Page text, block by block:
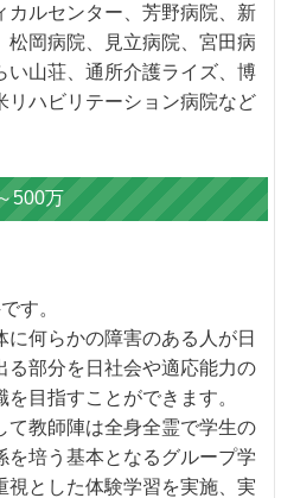
カルセンター、芳野病院、新
松岡病院、見立病院、宮田病
い山荘、通所介護ライズ、博
リハビリテーション病院など
500万
す。
何らかの障害のある人が日
る部分を日社会や適応能力の
目指すことができます。
て教師陣は全身全霊で学生の
を培う基本となるグループ学
視とした体験学習を実施、実